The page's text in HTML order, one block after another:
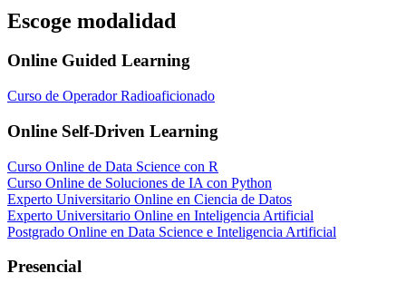
Escoge modalidad
Online Guided Learning
Curso de Operador Radioaficionado
Online Self-Driven Learning
Curso Online de Data Science con R
Curso Online de Soluciones de IA con Python
Experto Universitario Online en Ciencia de Datos
Experto Universitario Online en Inteligencia Artificial
Postgrado Online en Data Science e Inteligencia Artificial
Presencial